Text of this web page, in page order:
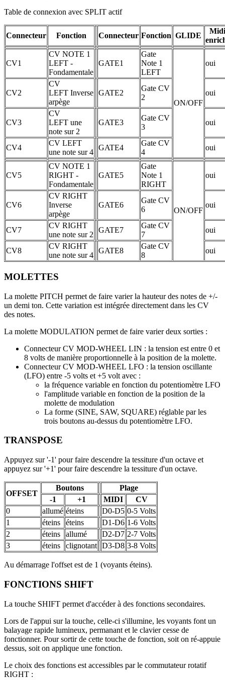
Table de connexion avec SPLIT actif
Connecteur Fonction Connecteur Fonction GLIDE
Midi
CV1
CV NOTE 1
LEFT -
Fondamentale
GATE1
Gate
Note 1
LEFT
ON/OFF
oui
CV2
CV
LEFT Inverse
arpège
GATE2
Gate CV
2
oui
CV3
CV
LEFT une
note sur 2
GATE3
Gate CV
3
oui
CV4
CV LEFT
une note sur 4
GATE4
Gate CV
4
oui
CV5
CV NOTE 1
RIGHT -
Fondamentale
GATE5
Gate
Note 1
RIGHT
ON/OFF
oui
CV6
CV RIGHT
Inverse
arpège
GATE6
Gate CV
6
oui
CV7
CV RIGHT
une note sur 2
GATE7
Gate CV
7
oui
CV8
CV RIGHT
une note sur 4
GATE8
Gate CV
8
oui
MOLETTES
La molette PITCH permet de faire varier la hauteur des notes de +/-
un demi ton. Cette variation est intégrée directement dans les CV
des notes.
La molette MODULATION permet de faire varier deux sorties :
Connecteur CV MOD-WHEEL LIN : la tension est entre 0 et
8 volts de manière proportionnelle à la position de la molette.
Connecteur CV MOD-WHEEL LFO : la tension oscillante
(LFO) entre -5 volts et +5 volt avec :
la fréquence variable en fonction du potentiomètre LFO
l'amplitude variable en fonction de la position de la
molette de modulation
La forme (SINE, SAW, SQUARE) réglable par les
trois boutons au-dessus du potentiomètre LFO.
TRANSPOSE
Appuyez sur '-1' pour faire descendre la tessiture d'un octave et
appuyez sur '+1' pour faire descendre la tessiture d'un octave.
OFFSET
Boutons
Plage
-1
+1 MIDI
CV
0
allumé éteins D0-D5 0-5 Volts
1
éteins éteins D1-D6 1-6 Volts
2
éteins allumé D2-D7 2-7 Volts
3
éteins clignotant D3-D8 3-8 Volts
Au démarrage l'offset est de 1 (voyants éteins).
FONCTIONS SHIFT
La touche SHIFT permet d'accéder à des fonctions secondaires.
Lors de l'appui sur la touche, celle-ci s'illumine, les voyants font un
balayage rapide lumineux, permanant et le clavier cesse de
fonctionner. Pour sortir de cette touche de fonction, soit on ré-appuie
dessus, soit on applique une fonction.
Le choix des fonctions est accessibles par le commutateur rotatif
RIGHT :